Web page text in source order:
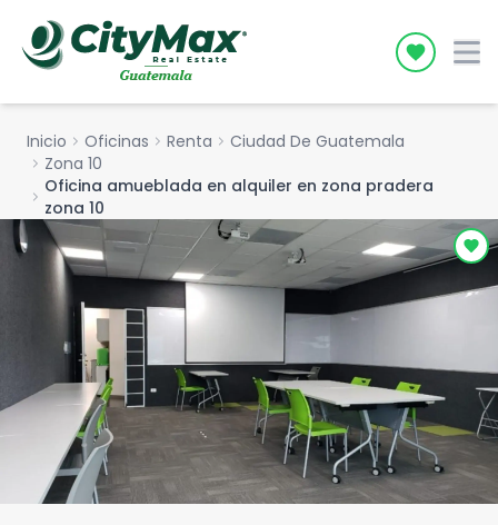
Icon
Inicio chevron_right Oficinas chevron_right Renta chevron_right Ciudad De Guatemala
chevron_right Zona 10
chevron_right Oficina amueblada en alquiler en zona pradera
zona 10